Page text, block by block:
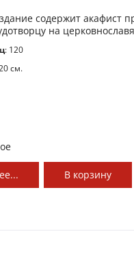
содержит акафист
на
: 120
см.
В корзину